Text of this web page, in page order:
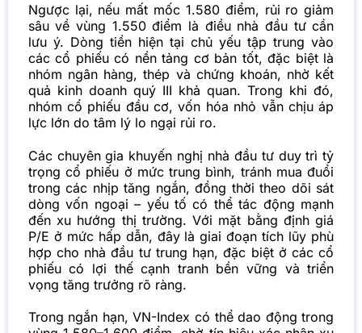
Ngược lại, nếu mất mốc 1.580 điểm, rủi ro giảm
sâu về vùng 1.550 điểm là điều nhà đầu tư cần
lưu ý. Dòng tiền hiện tại chủ yếu tập trung vào
các cổ phiếu có nền tảng cơ bản tốt, đặc biệt là
nhóm ngân hàng, thép và chứng khoán, nhờ kết
quả kinh doanh quý III khả quan. Trong khi đó,
nhóm cổ phiếu đầu cơ, vốn hóa nhỏ vẫn chịu áp
lực lớn do tâm lý lo ngại rủi ro.
Các chuyên gia khuyến nghị nhà đầu tư duy trì tỷ
trọng cổ phiếu ở mức trung bình, tránh mua đuổi
trong các nhịp tăng ngắn, đồng thời theo dõi sát
dòng vốn ngoại – yếu tố có thể tác động mạnh
đến xu hướng thị trường. Với mặt bằng định giá
P/E ở mức hấp dẫn, đây là giai đoạn tích lũy phù
hợp cho nhà đầu tư trung hạn, đặc biệt ở các cổ
phiếu có lợi thế cạnh tranh bền vững và triển
vọng tăng trưởng rõ ràng.
Trong ngắn hạn, VN-Index có thể dao động trong